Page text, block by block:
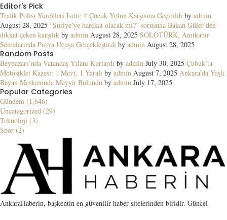
Editor's Pick
Trafik Polisi Yürekleri Isıttı: 4 Çocuk Yolun Karşısına Geçirildi by admin
August 28, 2025 “Suriye’ye harekat olacak mı?” sorusuna Bakan Güler’den
dikkat çeken karşılık by admin August 28, 2025 SOLOTÜRK, Anıtkabir
Semalarında Prova Uçuşu Gerçekleştirdi by admin August 28, 2025
Random Posts
Beypazarı’nda Vatandaş Yılanı Kurtardı by admin July 30, 2025 Çubuk’ta
Motosiklet Kazası: 1 Mevt, 1 Yaralı by admin August 7, 2025 Ankara’da Yaşlı
Bayan Meskeninde Meyyit Bulundu by admin July 17, 2025
Popular Categories
Gündem (1,646)
Uncategorized (29)
Teknoloji (3)
Spor (2)
AnkaraHaberin, başkentin en güvenilir haber sitelerinden biridir. Güncel